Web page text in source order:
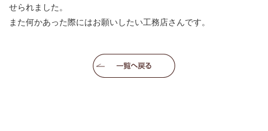
せられました。
また何かあった際にはお願いしたい工務店さんです。